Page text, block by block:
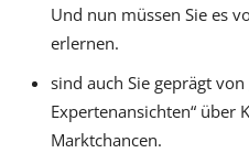
Und nun müssen Sie es
erlernen.
sind auch Sie geprägt
Expertenansichten“ über
Marktchancen.